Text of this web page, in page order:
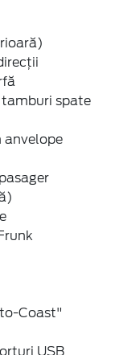
spate
anvelope
Coast"
USB